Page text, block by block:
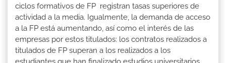
ciclos formativos de FP registran tasas superiores de
actividad a la media. Igualmente, la demanda de acceso
a la FP está aumentando, así como el interés de las
empresas por estos titulados: los contratos realizados a
titulados de FP superan a los realizados a los